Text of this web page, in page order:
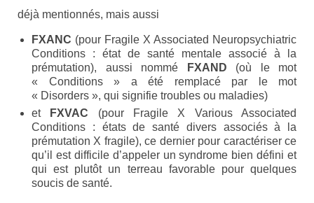
Le Conseil scientifique
Etre membre
Activités passées
L’X presse
Nos revendications
Espace Parents
Quand il n’y a pas de diagnostic
déjà mentionnés, mais aussi
FXANC (pour Fragile X Associated Neuropsychiatric
Conditions : état de santé mentale associé à la
prémutation), aussi nommé
FXAND (où le mot
« Conditions » a été remplacé par le mot
« Disorders », qui signifie troubles ou maladies)
et
FXVAC (pour Fragile X Various Associated
Conditions : états de santé divers associés à la
prémutation X fragile), ce dernier pour caractériser ce
qu’il est difficile d’appeler un syndrome bien défini et
qui est plutôt un terreau favorable pour quelques
soucis de santé.